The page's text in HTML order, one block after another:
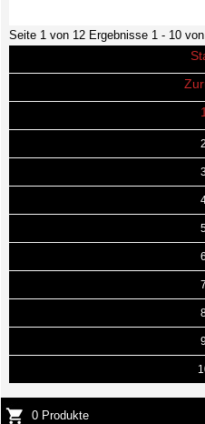
Seite 1 von 12 Ergebnisse 1 - 10
1
2
6
7
0 Produkte